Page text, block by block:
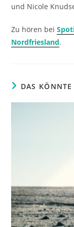
und Nicole
Zu hören bei
Nordfriesland.
DAS